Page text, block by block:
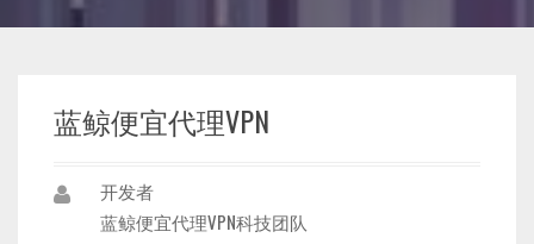
蓝鲸便宜代理VPN
开发者
蓝鲸便宜代理VPN科技团队